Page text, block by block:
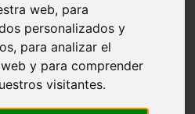
web, para
personalizados y
para analizar el
y para comprender
visitantes.